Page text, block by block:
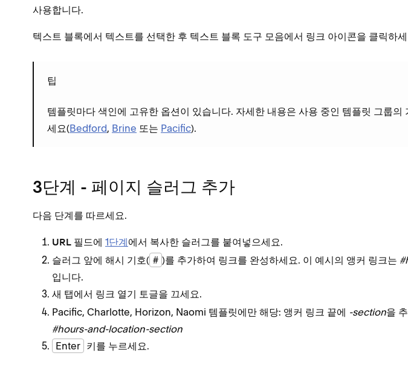
사용합니다.
텍스트 블록에서 텍스트를 선택한 후 텍스트 블록 도구 모음에서 링크 아이콘을 클릭하
팁
템플릿마다 색인에 고유한 옵션이 있습니다. 자세한 내용은 사용 중인 템플릿 그룹의
세요(Bedford, Brine 또는 Pacific).
3단계 - 페이지 슬러그 추가
다음 단계를 따르세요.
URL 필드에 1단계에서 복사한 슬러그를 붙여넣으세요.
슬러그 앞에 해시 기호( # )를 추가하여 링크를 완성하세요. 이 예시의 앵커 링크는
입니다.
새 탭에서 링크 열기
토글을 끄세요.
Pacific, Charlotte, Horizon, Naomi 템플릿에만 해당: 앵커 링크 끝에 -section을
#hours-and-location-section
Enter 키를 누르세요.